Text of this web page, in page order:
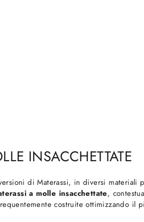
INSACCHETTATE
di Materassi, in diversi materiali
a molle insacchettate,
costruite ottimizzando il